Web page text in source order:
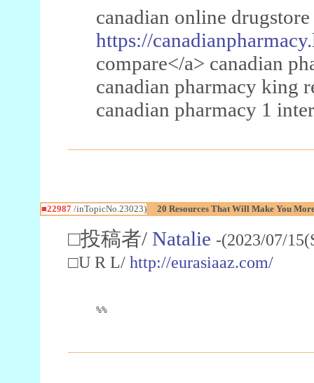
canadian online
https://
compare</a> canadian
canadian pharmacy king
canadian pharmacy 1
■22987/inTopicNo.23023) 20 Resources That Will Make You
□投稿者/ Natalie -(2023/07/
□U R L/ http://eurasiaaz.com/
%%